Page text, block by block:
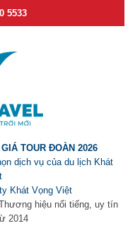
5533
GIÁ TOUR ĐOÀN 2026
dịch vụ của du lịch Khát
Khát Vọng Việt
hiệu nổi tiếng, uy tín
2014